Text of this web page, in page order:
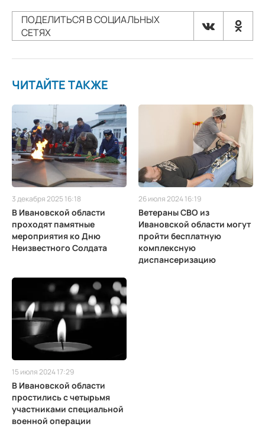
ПОДЕЛИТЬСЯ В СОЦИАЛЬНЫХ
СЕТЯХ
ЧИТАЙТЕ ТАКЖЕ
3 декабря 2025 16:18
В Ивановской области
проходят памятные
мероприятия ко Дню
Неизвестного Солдата
26 июля 2024 16:19
Ветераны СВО из
Ивановской области могут
пройти бесплатную
комплексную
диспансеризацию
15 июля 2024 17:29
В Ивановской области
простились с четырьмя
участниками специальной
военной операции